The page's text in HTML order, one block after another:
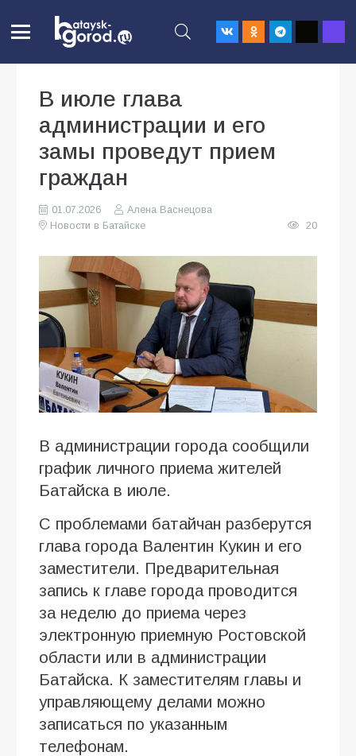
В июле глава
администрации и его
замы проведут прием
граждан
01.07.2026
Алена Васнецова
Новости в Батайске
20
В администрации города сообщили
график личного приема жителей
Батайска в июле.
С проблемами батайчан разберутся
глава города Валентин Кукин и его
заместители. Предварительная
запись к главе города проводится
за неделю до приема через
электронную приемную Ростовской
области или в администрации
Батайска. К заместителям главы и
управляющему делами можно
записаться по указанным
телефонам.